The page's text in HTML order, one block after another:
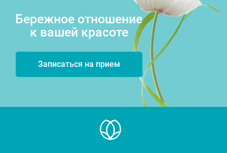
Бережное отношение
к вашей красоте
Записаться на прием